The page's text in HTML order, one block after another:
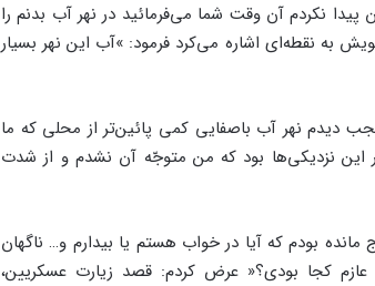
نکردم آن وقت شما مى‌‌فرمائید در نهر آب بدنم را
نقطه‌‌اى اشاره مى‌‌کرد فرمود: »آب این نهر بسیار
دیدم نهر آب باصفایى کمى پائین‌‌تر از محلى که ما
این نزدیکى‌‌ها بود که من متوجّه آن نشدم و از شدت
بودم که آیا در خواب هستم یا بیدارم و… ناگهان
کجا بودى؟« عرض کردم: قصد زیارت عسکریین،